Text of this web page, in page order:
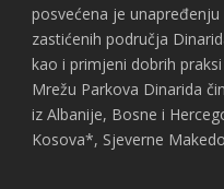
posvećena je
zastićenih područja
kao i primjeni dobrih
Mrežu Parkova Dinarida
iz Albanije, Bosne i
Kosova*, Sjeverne